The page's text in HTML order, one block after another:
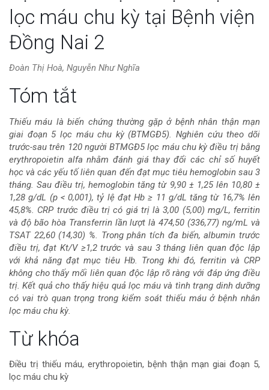
lọc máu chu kỳ tại Bệnh viện
Đồng Nai 2
Đoàn Thị Hoà, Nguyễn Như Nghĩa
Nội
dung
chính
của
bài
viết
Tóm tắt
Thiếu máu là biến chứng thường gặp ở bệnh nhân thận mạn
giai đoạn 5 lọc máu chu kỳ (BTMGĐ5). Nghiên cứu theo dõi
trước-sau trên 120 người BTMGĐ5 lọc máu chu kỳ điều trị bằng
erythropoietin alfa nhằm đánh giá thay đổi các chỉ số huyết
học và các yếu tố liên quan đến đạt mục tiêu hemoglobin sau 3
tháng. Sau điều trị, hemoglobin tăng từ 9,90 ± 1,25 lên 10,80 ±
1,28 g/dL (p < 0,001), tỷ lệ đạt Hb ≥ 11 g/dL tăng từ 16,7% lên
45,8%. CRP trước điều trị có giá trị là 3,00 (5,00) mg/L, ferritin
và độ bão hòa Transferrin lần lượt là 474,50 (336,77) ng/mL và
TSAT 22,60 (14,30) %. Trong phân tích đa biến, albumin trước
điều trị, đạt Kt/V ≥1,2 trước và sau 3 tháng liên quan độc lập
với khả năng đạt mục tiêu Hb. Trong khi đó, ferritin và CRP
không cho thấy mối liên quan độc lập rõ ràng với đáp ứng điều
trị. Kết quả cho thấy hiệu quả lọc máu và tình trạng dinh dưỡng
có vai trò quan trọng trong kiểm soát thiếu máu ở bệnh nhân
lọc máu chu kỳ.
Chi
tiết
Từ khóa
Điều trị thiếu máu, erythropoietin, bệnh thận mạn giai đoạn 5,
lọc máu chu kỳ